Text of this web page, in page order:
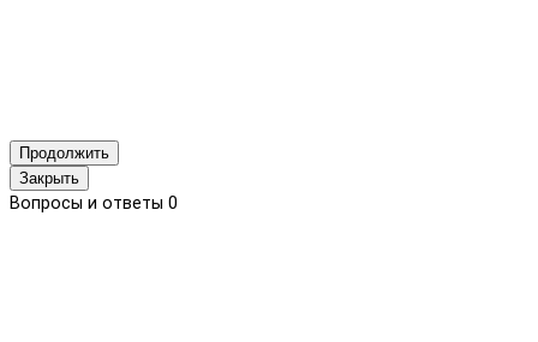
Продолжить
Закрыть
Вопросы и ответы 0